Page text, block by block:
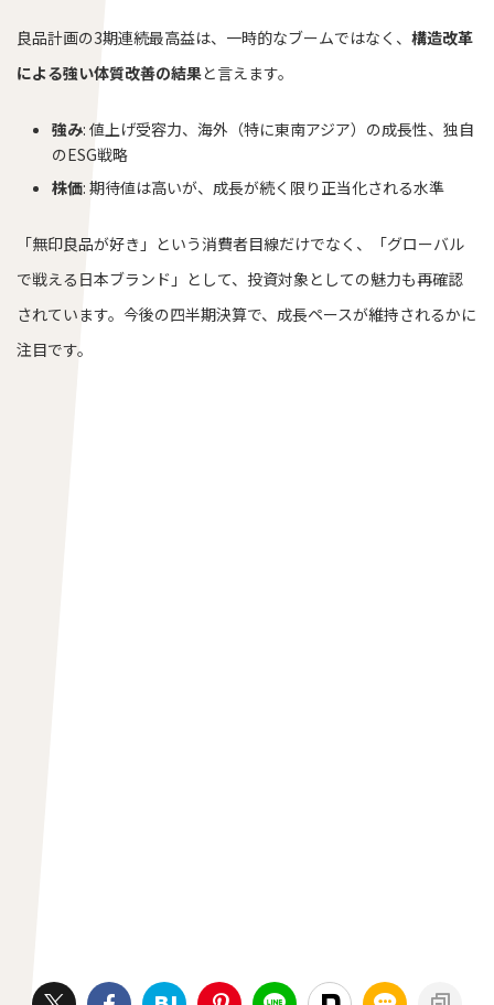
良品計画の3期連続最高益は、一時的なブームではなく、 構造改革
による強い体質改善の結果と言えます。
強み: 値上げ受容力、海外（特に東南アジア）の成長性、独自
のESG戦略
株価: 期待値は高いが、成長が続く限り正当化される水準
「無印良品が好き」という消費者目線だけでなく、「グローバル
で戦える日本ブランド」として、投資対象としての魅力も再確認
されています。今後の四半期決算で、成長ペースが維持されるかに
注目です。